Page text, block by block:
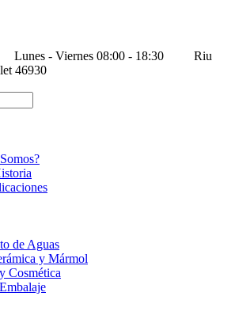
Lunes - Viernes 08:00 - 18:30
Riu
46930
de Aguas
y Mármol
Cosmética